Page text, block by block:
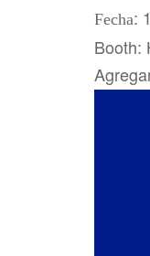
Fecha:
Booth: